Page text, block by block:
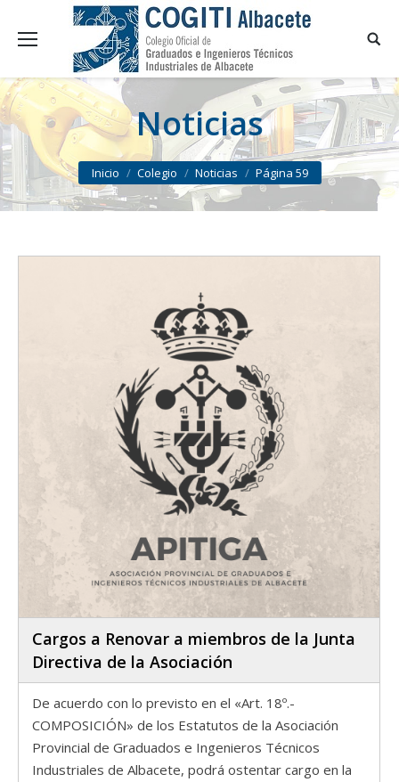
Noticias
You are here:
Inicio Colegio Noticias Página 59
Cargos a Renovar a miembros de la Junta
Directiva de la Asociación
De acuerdo con lo previsto en el «Art. 18º.-
COMPOSICIÓN» de los Estatutos de la Asociación
Provincial de Graduados e Ingenieros Técnicos
Industriales de Albacete, podrá ostentar cargo en la